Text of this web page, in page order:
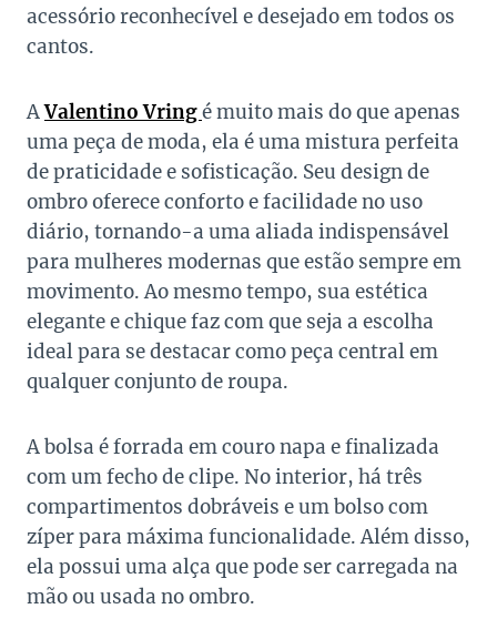
acessório reconhecível e desejado em todos os
cantos.
AValentino Vringé muito mais do que apenas
uma peça de moda, ela é uma mistura perfeita
de praticidade e sofisticação. Seu design de
ombro oferece conforto e facilidade no uso
diário, tornando-a uma aliada indispensável
para mulheres modernas que estão sempre em
movimento. Ao mesmo tempo, sua estética
elegante e chique faz com que seja a escolha
ideal para se destacar como peça central em
qualquer conjunto de roupa.
A bolsa é forrada em couro napa e finalizada
com um fecho de clipe. No interior, há três
compartimentos dobráveis ​​e um bolso com
zíper para máxima funcionalidade. Além disso,
ela possui uma alça que pode ser carregada na
mão ou usada no ombro.